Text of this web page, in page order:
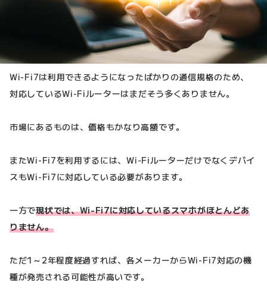
Wi-Fi7は利用できるようになったばかりの通信規格のため、
対応しているWi-Fiルーターはまだそう多くありません。
市場にあるものは、価格もかなり高額です。
またWi-Fi7を利用するには、Wi-Fiルーターだけでなくデバイ
スもWi-Fi7に対応している必要があります。
一方で現状では、Wi-Fi7に対応しているスマホがほとんどあ
りません。
ただ1～2年程度経過すれば、各メーカーからWi-Fi7対応の機
種が発売される可能性が高いです。